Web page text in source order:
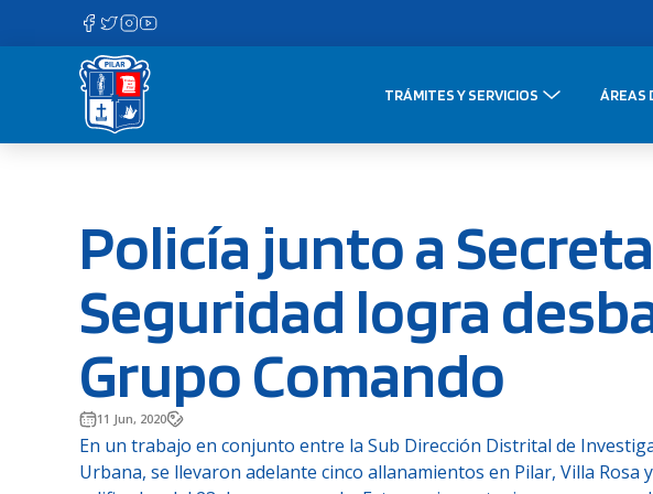
contenido
TRÁMITES Y SERVICIOS ÁREAS
Policía junto a
Seguridad logra
Grupo Comando
11 Jun, 2020
En un trabajo en conjunto entre la Sub Dirección Distrital de
Urbana, se llevaron adelante cinco allanamientos en Pilar, Villa